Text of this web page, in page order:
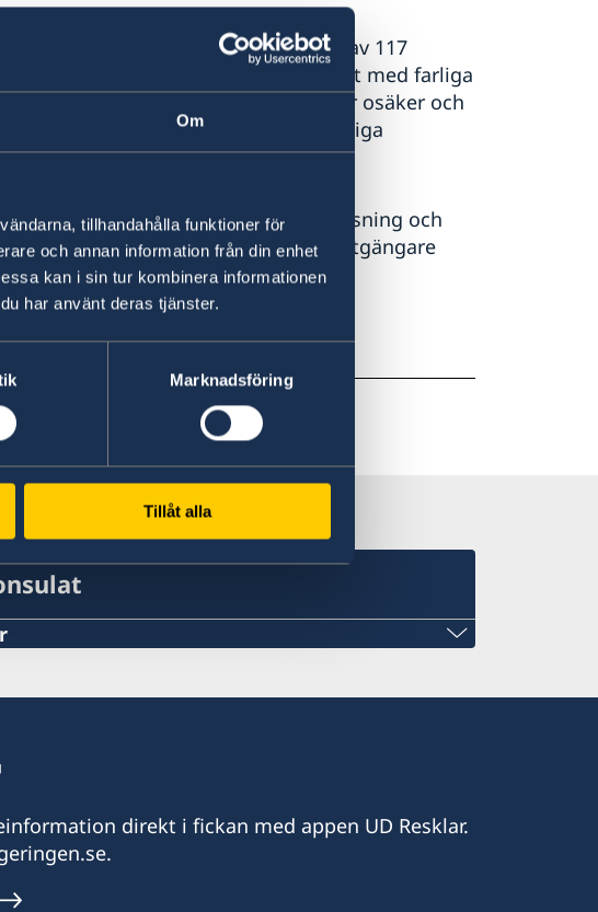
Om
tillhandahålla funktioner för
och annan information från din enhet
kan i sin tur kombinera informationen
har använt deras tjänster.
Marknadsföring
Tillåt alla
trafikolyckor med personskador, varav 117
efterlevs sällan. Det är vanligt med farliga
förare utan körkort. Kollektivtrafik är osäker och
att boka taxi via hotell eller pålitliga
skick, med gropar, bristfällig belysning och
av dålig belysning, lösa djur och fotgängare
att köra efter mörkrets inbrott.
anländer, särskilt utanför Dili.
/ WA
direkt i fickan med appen UD Resklar.